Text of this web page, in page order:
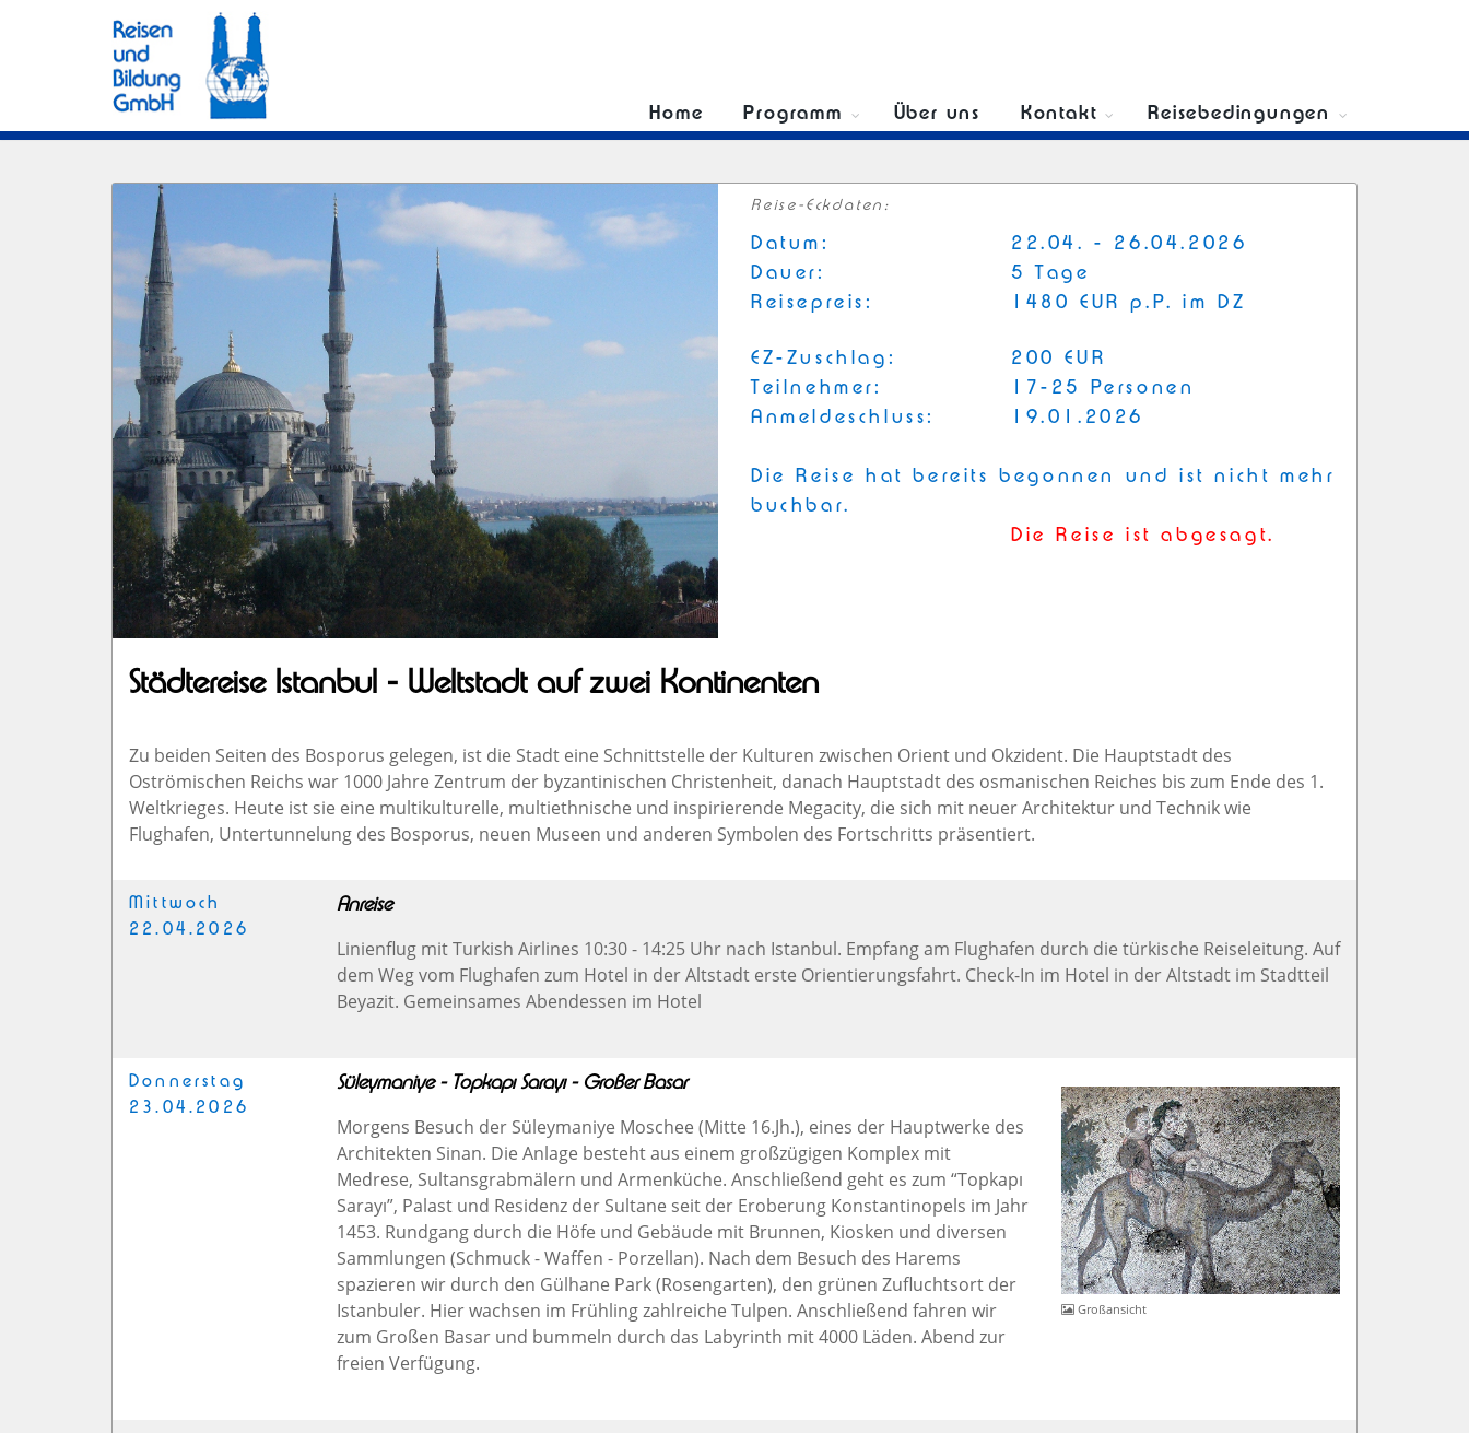
Home Programm Über uns Kontakt Reisebedingungen
Reise-Eckdaten:
Datum:
22.04. - 26.04.2026
Dauer:
5 Tage
Reisepreis:
1480 EUR p.P. im DZ
EZ-Zuschlag:
200 EUR
Teilnehmer:
17-25 Personen
Anmeldeschluss:
19.01.2026
Die Reise hat bereits begonnen und ist nicht mehr
buchbar.
Die Reise ist abgesagt.
Städtereise Istanbul - Weltstadt auf zwei Kontinenten
Zu beiden Seiten des Bosporus gelegen, ist die Stadt eine Schnittstelle der Kulturen zwischen Orient und Okzident. Die Hauptstadt des
Oströmischen Reichs war 1000 Jahre Zentrum der byzantinischen Christenheit, danach Hauptstadt des osmanischen Reiches bis zum Ende des 1.
Weltkrieges. Heute ist sie eine multikulturelle, multiethnische und inspirierende Megacity, die sich mit neuer Architektur und Technik wie
Flughafen, Untertunnelung des Bosporus, neuen Museen und anderen Symbolen des Fortschritts präsentiert.
Mittwoch
22.04.2026
Anreise
Linienflug mit Turkish Airlines 10:30 - 14:25 Uhr nach Istanbul. Empfang am Flughafen durch die türkische Reiseleitung. Auf
dem Weg vom Flughafen zum Hotel in der Altstadt erste Orientierungsfahrt. Check-In im Hotel in der Altstadt im Stadtteil
Beyazit. Gemeinsames Abendessen im Hotel
Donnerstag
23.04.2026
Süleymaniye - Topkapı Sarayı - Großer Basar
Morgens Besuch der Süleymaniye Moschee (Mitte 16.Jh.), eines der Hauptwerke des
Architekten Sinan. Die Anlage besteht aus einem großzügigen Komplex mit
Medrese, Sultansgrabmälern und Armenküche. Anschließend geht es zum “Topkapı
Sarayı”, Palast und Residenz der Sultane seit der Eroberung Konstantinopels im Jahr
1453. Rundgang durch die Höfe und Gebäude mit Brunnen, Kiosken und diversen
Sammlungen (Schmuck - Waffen - Porzellan). Nach dem Besuch des Harems
spazieren wir durch den Gülhane Park (Rosengarten), den grünen Zufluchtsort der
Istanbuler. Hier wachsen im Frühling zahlreiche Tulpen. Anschließend fahren wir
zum Großen Basar und bummeln durch das Labyrinth mit 4000 Läden. Abend zur
freien Verfügung.
Großansicht